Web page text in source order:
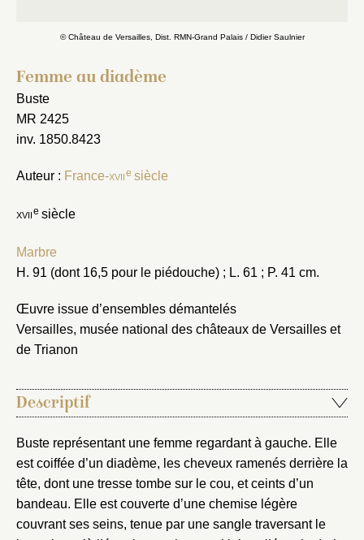
© Château de Versailles, Dist. RMN-Grand Palais / Didier Saulnier
Femme au diadème
Buste
MR 2425
inv. 1850.8423
Auteur : France-xviie siècle
xviie siècle
Marbre
H. 91 (dont 16,5 pour le piédouche) ; L. 61 ; P. 41 cm.
Œuvre issue d’ensembles démantelés
Versailles, musée national des châteaux de Versailles et
de Trianon
Descriptif
Buste représentant une femme regardant à gauche. Elle
est coiffée d’un diadème, les cheveux ramenés derrière la
tête, dont une tresse tombe sur le cou, et ceints d’un
bandeau. Elle est couverte d’une chemise légère
couvrant ses seins, tenue par une sangle traversant le
notice
Nom du dossier
Valider
Nouveau dossier
Connexion
Courriel
Mot de passe